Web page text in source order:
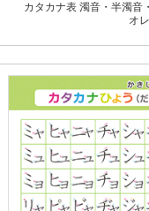
カタカナ表 濁音・半濁音
オ